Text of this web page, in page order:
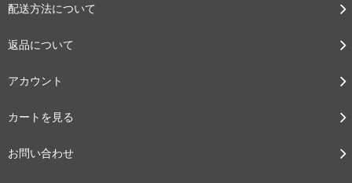
配送方法について
返品について
アカウント
カートを見る
お問い合わせ